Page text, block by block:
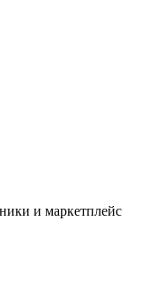
и маркетплейс